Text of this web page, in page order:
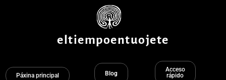
eltiempoentuojete
Páxina principal Blog
Acceso
rápido